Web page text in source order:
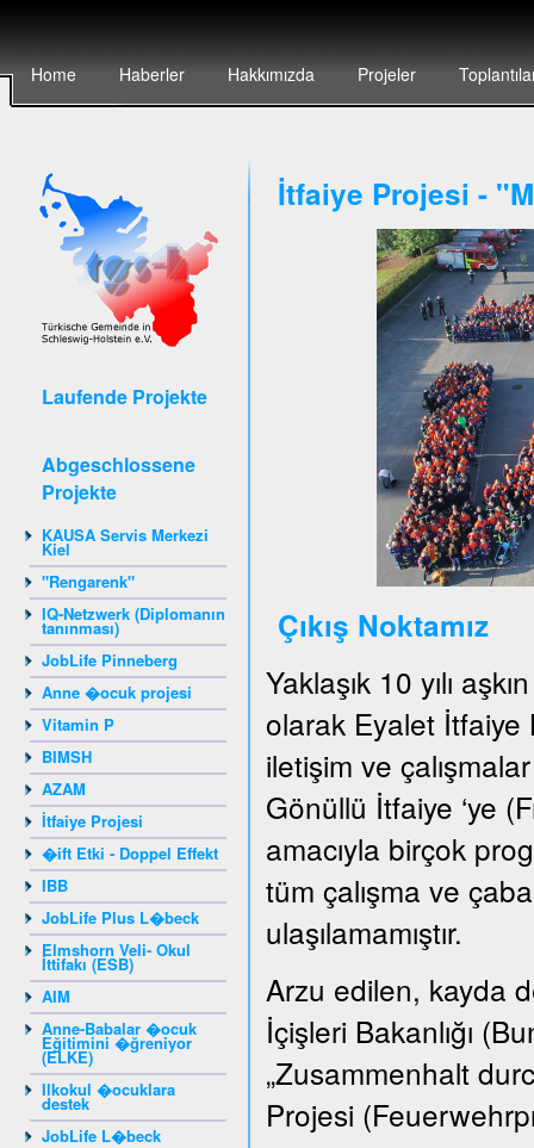
Home Haberler Hakkımızda Projeler
Laufende Projekte
Abgeschlossene
Projekte
KAUSA Servis Merkezi
Kiel
"Rengarenk"
IQ-Netzwerk (Diplomanın
tanınması)
JobLife Pinneberg
Anne �ocuk projesi
Vitamin P
BIMSH
AZAM
İtfaiye Projesi
�ift Etki - Doppel Effekt
IBB
JobLife Plus L�beck
Elmshorn Veli- Okul
İttifakı (ESB)
AIM
Anne-Babalar �ocuk
Eğitimini �ğreniyor
(ELKE)
Ilkokul �ocuklara
destek
JobLife L�beck
İtfaiye Projesi -
Çıkış Noktamız
Yaklaşık 10 yılı
olarak Eyalet
iletişim ve
Gönüllü İtfaiye ‘ye
amacıyla birçok
tüm çalışma ve
ulaşılamamıştır.
Arzu edilen, kayda
İçişleri Bakanlığı
„Zusammenhalt
Projesi